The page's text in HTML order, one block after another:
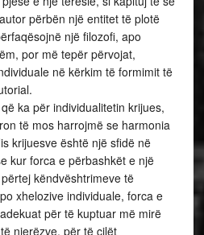
përbën një entitet të plotë
një filozofi, apo
por më tepër përvojat,
në kërkim të formimit të
ka për individualitetin krijues,
të mos harrojmë se harmonia
krijuesve është një sfidë në
kur forca e përbashkët e një
këndvështrimeve të
xhelozive individuale, forca e
për të kuptuar më mirë
njerëzve, për të cilët